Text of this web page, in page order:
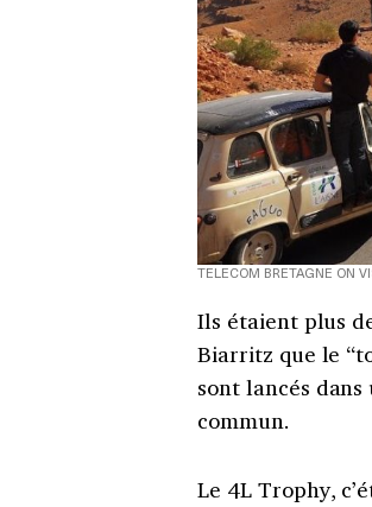
TELECOM BRETAGNE ON
Ils étaient plus
Biarritz que le
sont lancés
commun.
Le 4L Trophy,